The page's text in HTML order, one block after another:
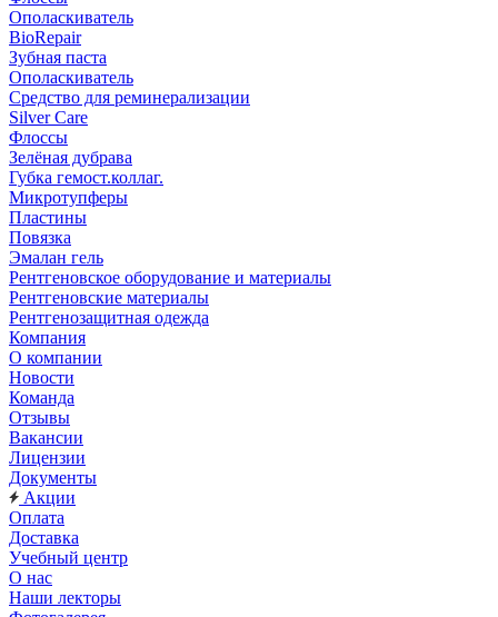
Ополаскиватель
BioRepair
Зубная паста
Ополаскиватель
Средство для реминерализации
Silver Care
Флоссы
Зелёная дубрава
Губка гемост.коллаг.
Микротупферы
Пластины
Повязка
Эмалан гель
Рентгеновское оборудование и материалы
Рентгеновские материалы
Рентгенозащитная одежда
Компания
О компании
Новости
Команда
Отзывы
Вакансии
Лицензии
Документы
Акции
Оплата
Доставка
Учебный центр
О нас
Наши лекторы